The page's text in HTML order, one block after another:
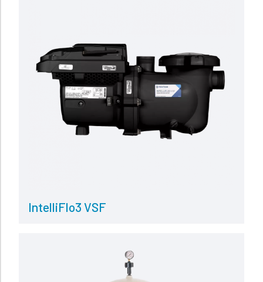
IntelliFlo3 VSF